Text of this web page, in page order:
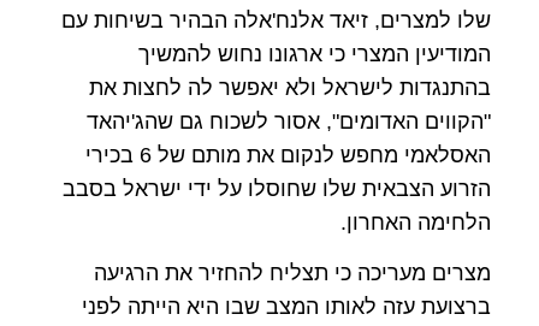
שלו למצרים, זיאד אלנח'אלה הבהיר בשיחות עם
המודיעין המצרי כי ארגונו נחוש להמשיך
בהתנגדות לישראל ולא יאפשר לה לחצות את
"הקווים האדומים", אסור לשכוח גם שהג'יהאד
האסלאמי מחפש לנקום את מותם של 6 בכירי
הזרוע הצבאית שלו שחוסלו על ידי ישראל בסבב
הלחימה האחרון.
מצרים מעריכה כי תצליח להחזיר את הרגיעה
ברצועת עזה לאותו המצב שבו היא הייתה לפני